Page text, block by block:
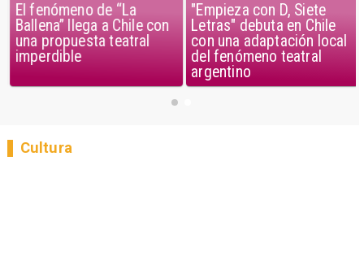
El fenómeno de “La
Ballena” llega a Chile con
una propuesta teatral
imperdible
"Empieza con D, Siete
Letras" debuta en Chile
con una adaptación local
del fenómeno teatral
argentino
Cultura